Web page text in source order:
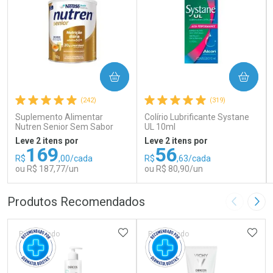
(242)
Suplemento Alimentar
Nutren Senior Sem Sabor
740g
Leve 2 itens por
R$169,00/cada
ou R$ 187,77/un
COMPRAR
FECHAR
FECHAR
Por Menos
(319)
Colírio Lubrificante Systane
UL 10ml
Leve 2 itens por
R$56,63/cada
ou R$ 80,90/un
COMPRAR
Por Menos
Produtos Recomendados Imagem
Patrocinado ADICIONAR AOS FAVORITOS
Patrocinado